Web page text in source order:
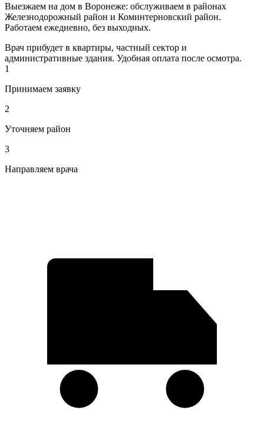
Выезжаем на дом в Воронеже: обслуживаем в районах
Железнодорожный район и Коминтерновский район.
Работаем ежедневно, без выходных.
Врач прибудет в квартиры, частный сектор и
административные здания. Удобная оплата после осмотра.
1
Принимаем заявку
2
Уточняем район
3
Направляем врача